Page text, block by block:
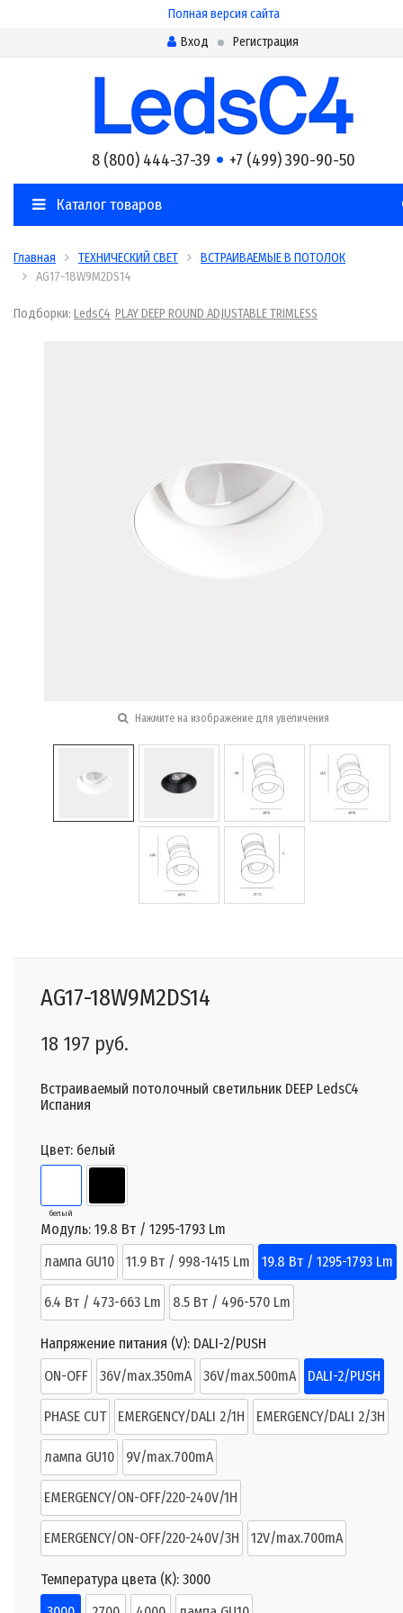
Полная версия сайта
Вход
Регистрация
8 (800) 444-37-39 +7 (499) 390-90-50
Каталог товаров
Главная ТЕХНИЧЕСКИЙ СВЕТ
ВСТРАИВАЕМЫЕ В ПОТОЛОК
AG17-18W9M2DS14
Подборки: LedsC4 PLAY DEEP ROUND ADJUSTABLE TRIMLESS
Нажмите на изображение для увеличения
AG17-18W9M2DS14
18 197 руб.
Встраиваемый потолочный светильник DEEP LedsC4
Испания
Цвет: белый
белый
Модуль: 19.8 Вт / 1295-1793 Lm
лампа GU10
11.9 Вт / 998-1415 Lm 19.8 Вт / 1295-1793 Lm
6.4 Вт / 473-663 Lm 8.5 Вт / 496-570 Lm
Напряжение питания (V): DALI-2/PUSH
ON-OFF
36V/max.350mA 36V/max.500mA DALI-2/PUSH
PHASE CUT EMERGENCY/DALI 2/1H EMERGENCY/DALI 2/3H
лампа GU10 9V/max.700mA
EMERGENCY/ON-OFF/220-240V/1H
EMERGENCY/ON-OFF/220-240V/3H 12V/max.700mA
Температура цвета (K): 3000